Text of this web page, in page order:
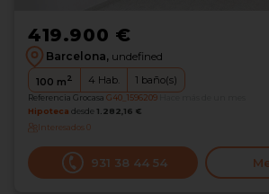
419.900 €
Barcelona, undefined
100 m2 4 Hab. 1 baño(s)
Referencia Grocasa G40_1596209
Hipoteca desde 1.282,16 €
Interesados0
931 38 44 54